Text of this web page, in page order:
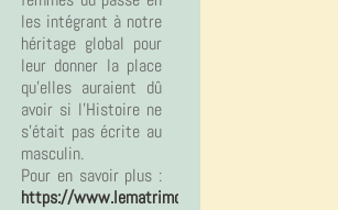
les intégrant à notre
héritage global pour
leur donner la place
qu’elles auraient dû
avoir si l’Histoire ne
s’était pas écrite au
masculin.
Pour en savoir plus :
https://www.lematrimoine.fr